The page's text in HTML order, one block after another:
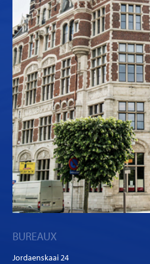
BUREAUX
Jordaenskaai 24